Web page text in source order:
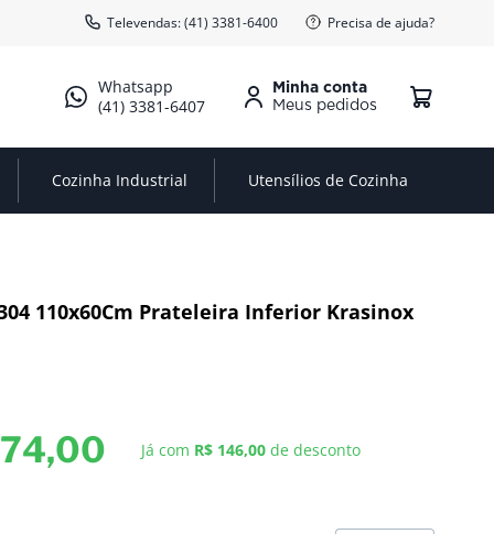
Televendas: (41) 3381-6400 Precisa de ajuda?
(41) 3381-6407
Minha conta
Cozinha Industrial Utensílios de Cozinha
110x60Cm Prateleira Inferior Krasinox
,00 Já com R$ 146,00de desconto